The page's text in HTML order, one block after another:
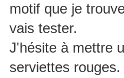
motif que je
vais tester.
J'hésite à mettre
serviettes